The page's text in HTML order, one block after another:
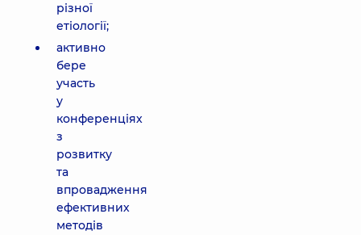
різної
етіології;
активно
бере
участь
у
конференціях
з
розвитку
та
впровадження
ефективних
методів